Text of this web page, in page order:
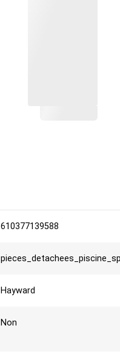
610377139588
Hayward
Non